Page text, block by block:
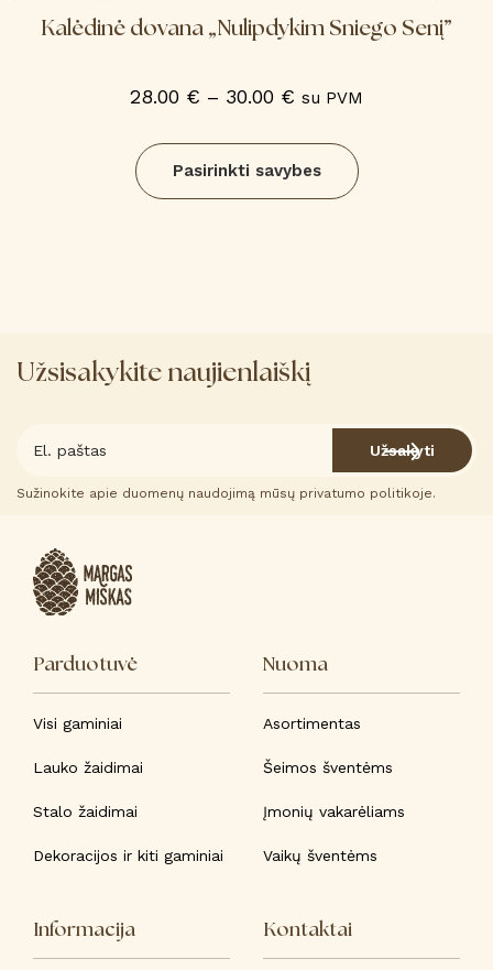
Kalėdinė dovana „Nulipdykim Sniego Senį”
28.00 € – 30.00 € Price
28.00 €
su PVM
Pasirinkti savybes
product
the
product
page
Užsisakykite naujienlaiškį
Užsakyti
Sužinokite apie duomenų naudojimą mūsų privatumo politikoje.
Parduotuvė
Visi gaminiai
Lauko žaidimai
Stalo žaidimai
Dekoracijos ir kiti gaminiai
Nuoma
Asortimentas
Šeimos šventėms
Įmonių vakarėliams
Vaikų šventėms
Informacija Kontaktai